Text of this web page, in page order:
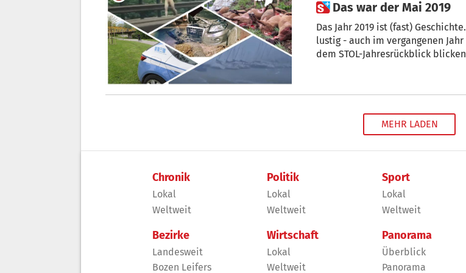
 Das war der Mai 2019
Das Jahr 2019 ist (fast) Geschichte. Berührend, schockierend, verrückt, traurig, und auch
lustig - auch im vergangenen Jahr gab es unzählige Nachrichten, die Südtirol bewegte. Mit
dem STOL-Jahresrückblick blicken wir nun Monat für Monat auf die bewegendsten
MEHR LADEN
Chronik
Lokal
Weltweit
Bezirke
Landesweit
Bozen Leifers
Politik
Lokal
Weltweit
Wirtschaft
Lokal
Weltweit
Sport
Lokal
Weltweit
Panorama
Überblick
Panorama